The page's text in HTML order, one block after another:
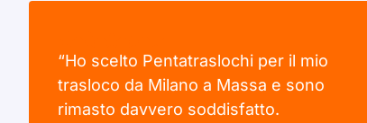
“Ho scelto Pentatraslochi per il mio
trasloco da Milano a Massa e sono
rimasto davvero soddisfatto.